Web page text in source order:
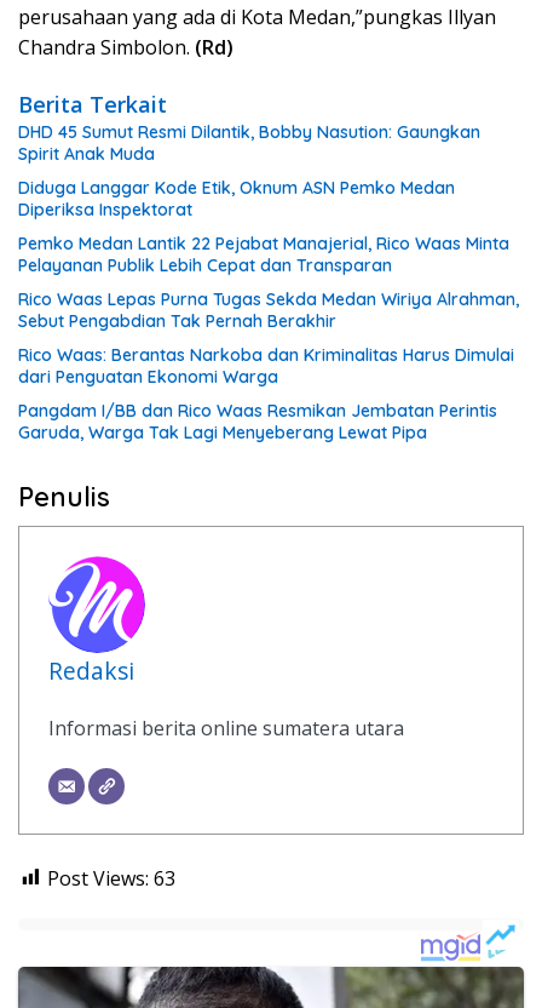
perusahaan yang ada di Kota Medan,”pungkas Illyan
Chandra Simbolon. (Rd)
Berita Terkait
DHD 45 Sumut Resmi Dilantik, Bobby Nasution: Gaungkan
Spirit Anak Muda
Diduga Langgar Kode Etik, Oknum ASN Pemko Medan
Diperiksa Inspektorat
Pemko Medan Lantik 22 Pejabat Manajerial, Rico Waas Minta
Pelayanan Publik Lebih Cepat dan Transparan
Rico Waas Lepas Purna Tugas Sekda Medan Wiriya Alrahman,
Sebut Pengabdian Tak Pernah Berakhir
Rico Waas: Berantas Narkoba dan Kriminalitas Harus Dimulai
dari Penguatan Ekonomi Warga
Pangdam I/BB dan Rico Waas Resmikan Jembatan Perintis
Garuda, Warga Tak Lagi Menyeberang Lewat Pipa
Penulis
Redaksi
Informasi berita online sumatera utara
Post Views: 63